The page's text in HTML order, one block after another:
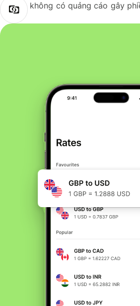
không có quảng cáo gây